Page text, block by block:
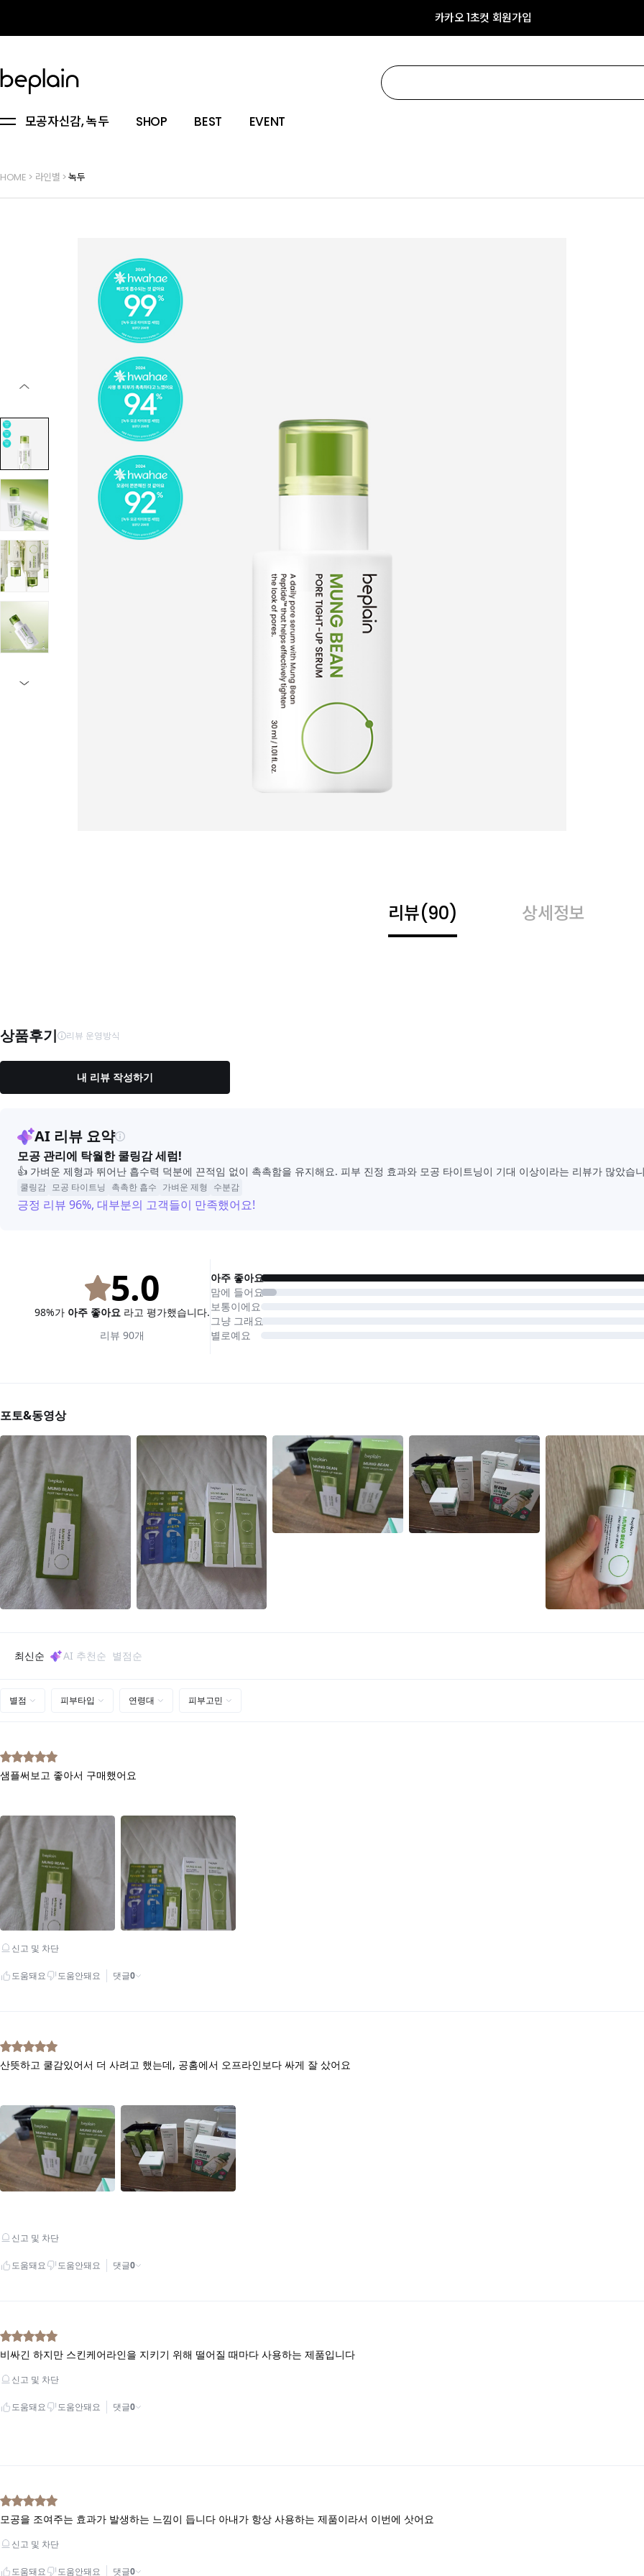
카카오 1초컷 회원가입
모공자신감, 녹두 SHOP BEST EVENT
HOME > 라인별 >녹두
리뷰(90) 상세정보